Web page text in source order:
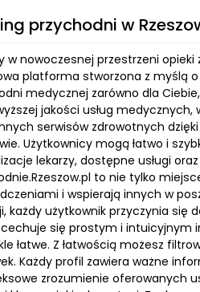
przychodni w
w nowoczesnej przestrzeni opieki
platforma stworzona z myślą
medycznej zarówno dla
jakości usług
serwisów zdrowotnych
Użytkownicy mogą łatwo i
lekarzy, dostępne usługi
to nie tylko
i wspierają innych w
każdy użytkownik przyczynia się
się prostym i intuicyjnym
łatwe. Z łatwością możesz
Każdy profil zawiera ważne
zrozumienie oferowanych